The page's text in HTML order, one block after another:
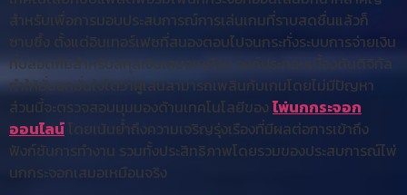
สำหรับเพื่อการมอบประสบการณ์การเล่นเกมที่ราบสดชื่นแล้วก็
ซาบซึ้ง ตั้งแต่อินเทอร์เฟซที่สนองตอบไปจนกระทั่งระบบการจ่ายเงิน
ที่ปลอดภัยสำหรับสกุลเงินเสมอเหมือน องค์ประกอบเบื้องต้นดิจิทัล
ทำให้มั่นอกมั่นใจได้ว่าผู้เล่นสามารถเพลินกับเกมโดยไม่มีปัญหา
ส่วนนี้จะตรวจสอบมุมมองด้านเทคโนโลยีของ ไพ่นกกระจอก
ออนไลน์โดยเน้นย้ำถึงความเจริญรุ่งเรืองที่มีผลต่อการเข้าถึง
ฟังก์ชันการทำงาน รวมทั้งประสิทธิภาพโดยรวมของประสบการณ์ไพ่
นกกระจอกเสมอเหมือนจริง